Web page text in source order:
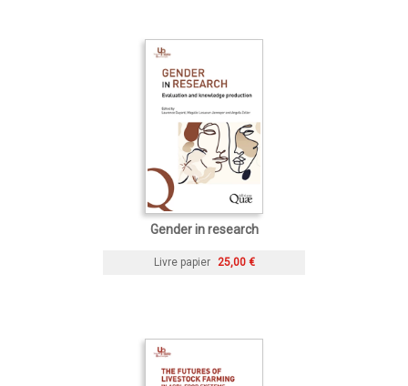
Gender in research
Livre papier 25,00 €